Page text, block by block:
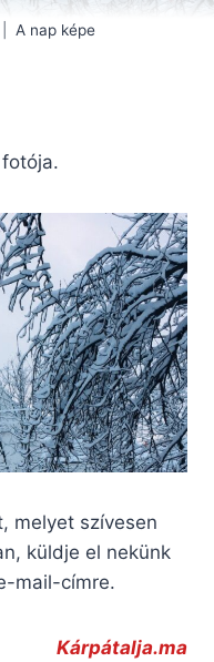
A nap képe
melyet szívesen
küldje el nekünk
mail-címre.
Kárpátalja.ma